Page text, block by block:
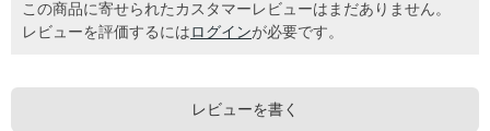
この商品に寄せられたカスタマーレビューはまだありません。
レビューを評価するには ログインが必要です。
レビューを書く